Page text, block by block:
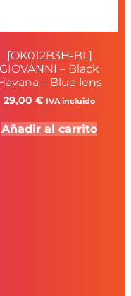
[OK012B3H-BL]
GIOVANNI – Black
– Blue lens
29,00 € IVA incluido
Añadir al carrito